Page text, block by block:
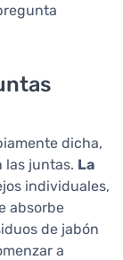
dicha,
las juntas. La
individuales,
absorbe
de jabón
a